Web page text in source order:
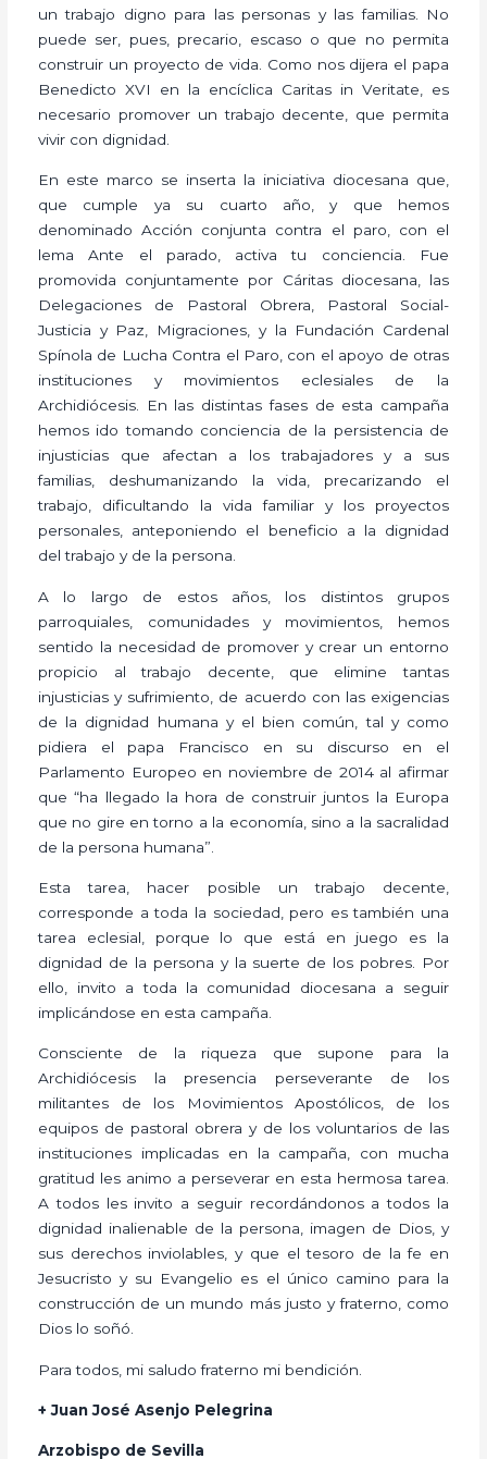
un trabajo digno para las personas y las familias. No
puede ser, pues, precario, escaso o que no permita
construir un proyecto de vida. Como nos dijera el papa
Benedicto XVI en la encíclica Caritas in Veritate, es
necesario promover un trabajo decente, que permita
vivir con dignidad.
En este marco se inserta la iniciativa diocesana que,
que cumple ya su cuarto año, y que hemos
denominado Acción conjunta contra el paro, con el
lema Ante el parado, activa tu conciencia. Fue
promovida conjuntamente por Cáritas diocesana, las
Delegaciones de Pastoral Obrera, Pastoral Social-
Justicia y Paz, Migraciones, y la Fundación Cardenal
Spínola de Lucha Contra el Paro, con el apoyo de otras
instituciones y movimientos eclesiales de la
Archidiócesis. En las distintas fases de esta campaña
hemos ido tomando conciencia de la persistencia de
injusticias que afectan a los trabajadores y a sus
familias, deshumanizando la vida, precarizando el
trabajo, dificultando la vida familiar y los proyectos
personales, anteponiendo el beneficio a la dignidad
del trabajo y de la persona.
A lo largo de estos años, los distintos grupos
parroquiales, comunidades y movimientos, hemos
sentido la necesidad de promover y crear un entorno
propicio al trabajo decente, que elimine tantas
injusticias y sufrimiento, de acuerdo con las exigencias
de la dignidad humana y el bien común, tal y como
pidiera el papa Francisco en su discurso en el
Parlamento Europeo en noviembre de 2014 al afirmar
que “ha llegado la hora de construir juntos la Europa
que no gire en torno a la economía, sino a la sacralidad
de la persona humana”.
Esta tarea, hacer posible un trabajo decente,
corresponde a toda la sociedad, pero es también una
tarea eclesial, porque lo que está en juego es la
dignidad de la persona y la suerte de los pobres. Por
ello, invito a toda la comunidad diocesana a seguir
implicándose en esta campaña.
Consciente de la riqueza que supone para la
Archidiócesis la presencia perseverante de los
militantes de los Movimientos Apostólicos, de los
equipos de pastoral obrera y de los voluntarios de las
instituciones implicadas en la campaña, con mucha
gratitud les animo a perseverar en esta hermosa tarea.
A todos les invito a seguir recordándonos a todos la
dignidad inalienable de la persona, imagen de Dios, y
sus derechos inviolables, y que el tesoro de la fe en
Jesucristo y su Evangelio es el único camino para la
construcción de un mundo más justo y fraterno, como
Dios lo soñó.
Para todos, mi saludo fraterno mi bendición.
+ Juan José Asenjo Pelegrina
Arzobispo de Sevilla